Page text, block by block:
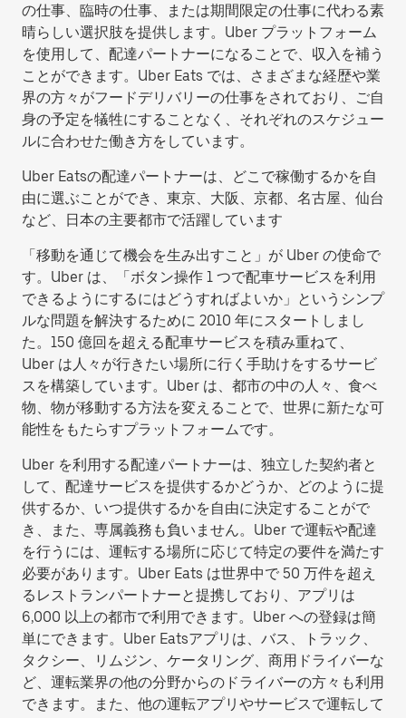
の仕事、臨時の仕事、または期間限定の仕事に代わる素
晴らしい選択肢を提供します。Uber プラットフォーム
を使用して、配達パートナーになることで、収入を補う
ことができます。Uber Eats では、さまざまな経歴や業
界の方々がフードデリバリーの仕事をされており、ご自
身の予定を犠牲にすることなく、それぞれのスケジュー
ルに合わせた働き方をしています。
Uber Eatsの配達パートナーは、どこで稼働するかを自
由に選ぶことができ、東京、大阪、京都、名古屋、仙台
など、日本の主要都市で活躍しています
「移動を通じて機会を生み出すこと」が Uber の使命で
す。Uber は、「ボタン操作 1 つで配車サービスを利用
できるようにするにはどうすればよいか」というシンプ
ルな問題を解決するために 2010 年にスタートしまし
た。150 億回を超える配車サービスを積み重ねて、
Uber は人々が行きたい場所に行く手助けをするサービ
スを構築しています。Uber は、都市の中の人々、食べ
物、物が移動する方法を変えることで、世界に新たな可
能性をもたらすプラットフォームです。
Uber を利用する配達パートナーは、独立した契約者と
して、配達サービスを提供するかどうか、どのように提
供するか、いつ提供するかを自由に決定することがで
き、また、専属義務も負いません。Uber で運転や配達
を行うには、運転する場所に応じて特定の要件を満たす
必要があります。Uber Eats は世界中で 50 万件を超え
るレストランパートナーと提携しており、アプリは
6,000 以上の都市で利用できます。Uber への登録は簡
単にできます。Uber Eatsアプリは、バス、トラック、
タクシー、リムジン、ケータリング、商用ドライバーな
ど、運転業界の他の分野からのドライバーの方々も利用
できます。また、他の運転アプリやサービスで運転して